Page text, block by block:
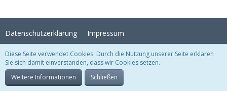
Datenschutzerklärung Impressum
Stil:Crystal Temptation , erstellt vonKittMedia
Community-Software:
Diese Seite verwendet Cookies. Durch die Nutzung unserer Seite erklären
Sie sich damit einverstanden, dass wir Cookies setzen.
Weitere Informationen
Schließen